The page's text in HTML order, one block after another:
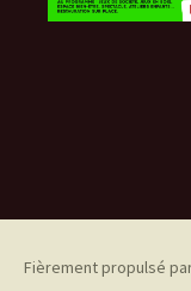
Fièrement propulsé